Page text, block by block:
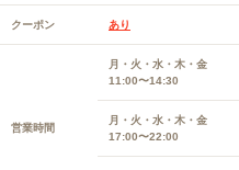
クーポン あり
営業時間
月・火・水・木・金
11:00〜14:30
月・火・水・木・金
17:00〜22:00